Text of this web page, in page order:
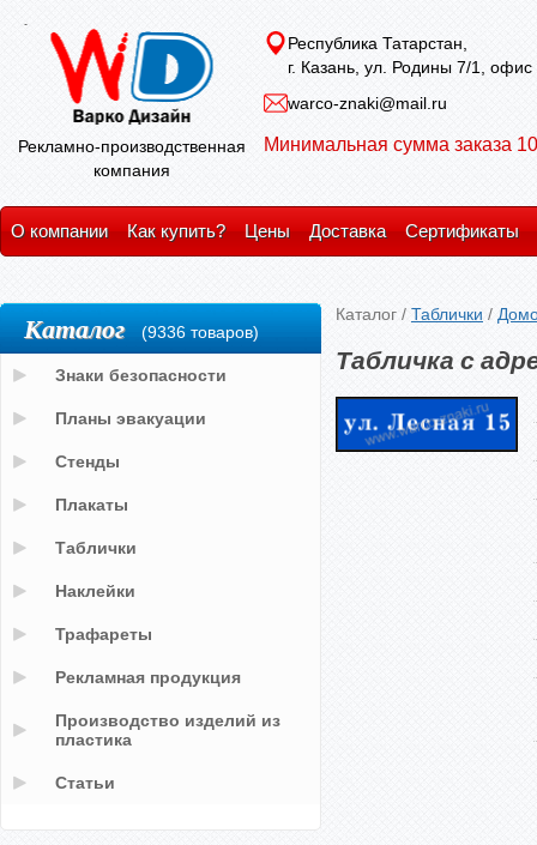
Рекламно-производственная
компания
Республика Татарстан,
г. Казань, ул. Родины 7/1, офис
warco-znaki@mail.ru
Минимальная сумма заказа
О компании Как купить? Цены Доставка Сертификаты
Каталог / Таблички /
Табличка с
Каталог (9336 товаров)
Знаки безопасности
Планы эвакуации
Стенды
Плакаты
Таблички
Наклейки
Трафареты
Рекламная продукция
Производство изделий из
пластика
Статьи